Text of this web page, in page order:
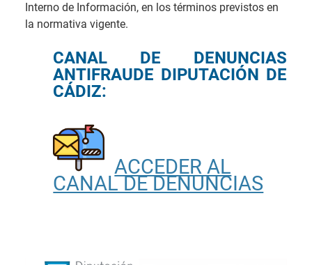
Interno de Información, en los términos previstos en
la normativa vigente.
CANAL DE DENUNCIAS
ANTIFRAUDE DIPUTACIÓN DE
CÁDIZ:
ACCEDER AL
CANAL DE DENUNCIAS